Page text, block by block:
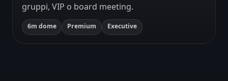
gruppi, VIP o board meeting.
6m dome Premium Executive